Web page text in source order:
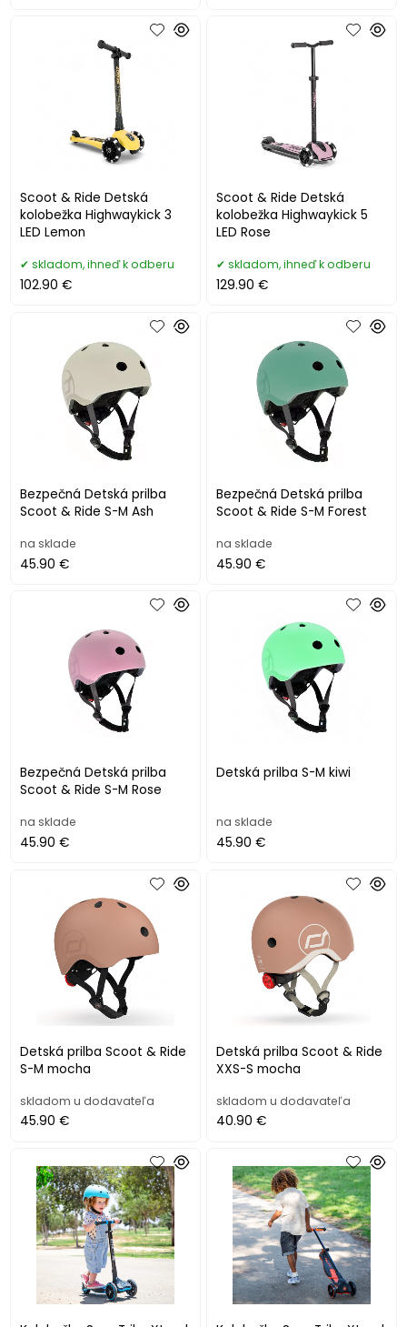
Scoot & Ride Detská
kolobežka Highwaykick 3
LED Lemon
skladom, ihneď k odberu
102.90 €
Scoot & Ride Detská
kolobežka Highwaykick 5
LED Rose
skladom, ihneď k odberu
129.90 €
Bezpečná Detská prilba
Scoot & Ride S-M Ash
na sklade
45.90 €
Bezpečná Detská prilba
Scoot & Ride S-M Forest
na sklade
45.90 €
Bezpečná Detská prilba
Scoot & Ride S-M Rose
na sklade
45.90 €
Detská prilba S-M kiwi
na sklade
45.90 €
Detská prilba Scoot & Ride
S-M mocha
skladom u dodavateľa
45.90 €
Detská prilba Scoot & Ride
XXS-S mocha
skladom u dodavateľa
40.90 €